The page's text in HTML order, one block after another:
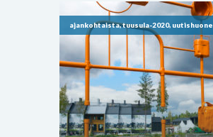
ajankohtaista, tuusula-2020, uutishuone